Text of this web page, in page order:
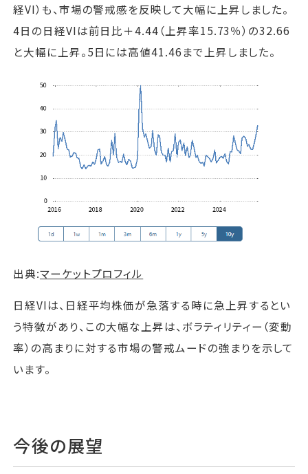
経VI）も、市場の警戒感を反映して大幅に上昇しました。
4日の日経VIは前日比＋4.44（上昇率15.73％）の32.66
と大幅に上昇。5日には高値41.46まで上昇しました。
出典:マーケットプロフィル
日経VIは、日経平均株価が急落する時に急上昇するとい
う特徴があり、この大幅な上昇は、ボラティリティー（変動
率）の高まりに対する市場の警戒ムードの強まりを示して
います。
今後の展望